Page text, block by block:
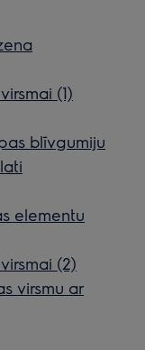
(1)
blīvgumiju
elementu
(2)
virsmu ar